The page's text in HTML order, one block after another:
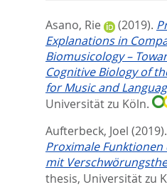
Asano, Rie (2019).
Explanations in
Biomusicology –
Cognitive Biology of
for Music and
Universität zu Köln.
Aufterbeck, Joel (2019).
Proximale
mit
thesis, Universität zu